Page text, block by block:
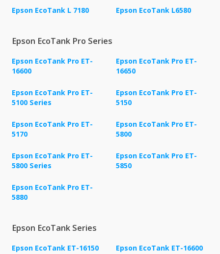
Epson EcoTank L 7180 Epson EcoTank L6580
Epson EcoTank Pro Series
Epson EcoTank Pro ET-
16600
Epson EcoTank Pro ET-
16650
Epson EcoTank Pro ET-
5100 Series
Epson EcoTank Pro ET-
5150
Epson EcoTank Pro ET-
5170
Epson EcoTank Pro ET-
5800
Epson EcoTank Pro ET-
5800 Series
Epson EcoTank Pro ET-
5850
Epson EcoTank Pro ET-
5880
Epson EcoTank Series
Epson EcoTank ET-16150 Epson EcoTank ET-16600